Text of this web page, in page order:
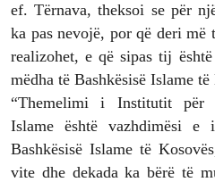
ef. Tërnava, theksoi se për
ka pas nevojë, por që deri më
realizohet, e që sipas tij
mëdha të Bashkësisë Islame të
“Themelimi i Institutit për
Islame është vazhdimësi e
Bashkësisë Islame të
vite dhe dekada ka bërë të